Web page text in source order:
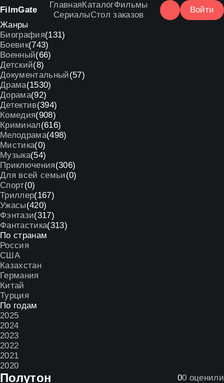
FilmGate
ГлавнаяКаталогФильмы
СериалыСтол заказов
Войти
Жанры
Биография(131)
Боевик(743)
Военный(66)
Детский(8)
Документальный(57)
Драма(1530)
Дорама(92)
Детектив(394)
Комедия(908)
Криминал(616)
Мелодрама(498)
Мистика(0)
Музыка(54)
Приключения(306)
Для всей семьи(0)
Спорт(0)
Триллер(167)
Ужасы(420)
Фэнтази(317)
Фантастика(313)
По странам
Россия
США
Казахстан
Германия
Китай
Турция
По годам
2025
2024
2023
2022
2021
2020
Полутон 00 оценили